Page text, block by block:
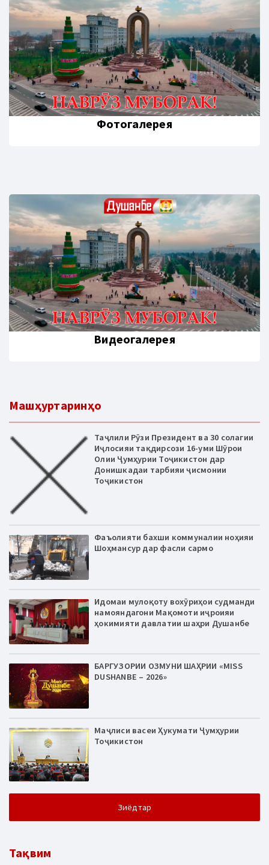
Фотогалерея
Видеогалерея
Машҳуртаринҳо
Таҷлили Рӯзи Президент ва 30 солагии
Иҷлосияи тақдирсози 16-уми Шӯрои
Олии Ҷумҳурии Тоҷикистон дар
Донишкадаи тарбияи ҷисмонии
Тоҷикистон
Фаъолияти бахши коммуналии ноҳияи
Шоҳмансур дар фасли сармо
Идомаи мулоқоту вохӯриҳои судманди
намояндагони Мақомоти иҷроияи
ҳокимияти давлатии шаҳри Душанбе
БАРГУЗОРИИ ОЗМУНИ ШАҲРИИ «MISS
DUSHANBE – 2026»
Маҷлиси васеи Ҳукумати Ҷумҳурии
Тоҷикистон
Зиёдтар
Тақвим